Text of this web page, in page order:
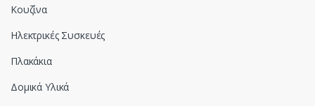
Κουζίνα
Ηλεκτρικές Συσκευές
Πλακάκια
Δομικά Υλικά